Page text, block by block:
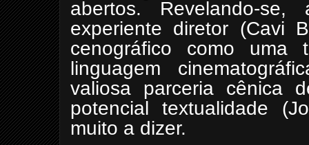
abertos. Revelando-
experiente diretor (Cavi
cenográfico como
linguagem
valiosa parceria cênica
potencial textualidade
muito a dizer.